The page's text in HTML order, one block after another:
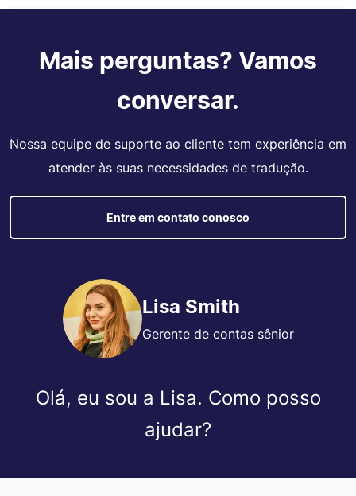
Mais perguntas? Vamos
conversar.
Nossa equipe de suporte ao cliente tem experiência em
atender às suas necessidades de tradução.
Entre em contato conosco
Lisa Smith
Gerente de contas sênior
Olá, eu sou a Lisa. Como posso
ajudar?